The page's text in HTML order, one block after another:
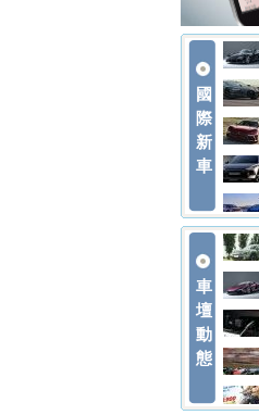
不是
下旬
首度
ck 55
道投
座純
升
代
萬起
新，
統
美國
五位
場
國
際
新
車
der
上身
n 動
布
裝更
更高
問世
lari
／小
返
大馬
里程
ODA
車
壇
動
態
ic 1-
o 綜
務
rix 新